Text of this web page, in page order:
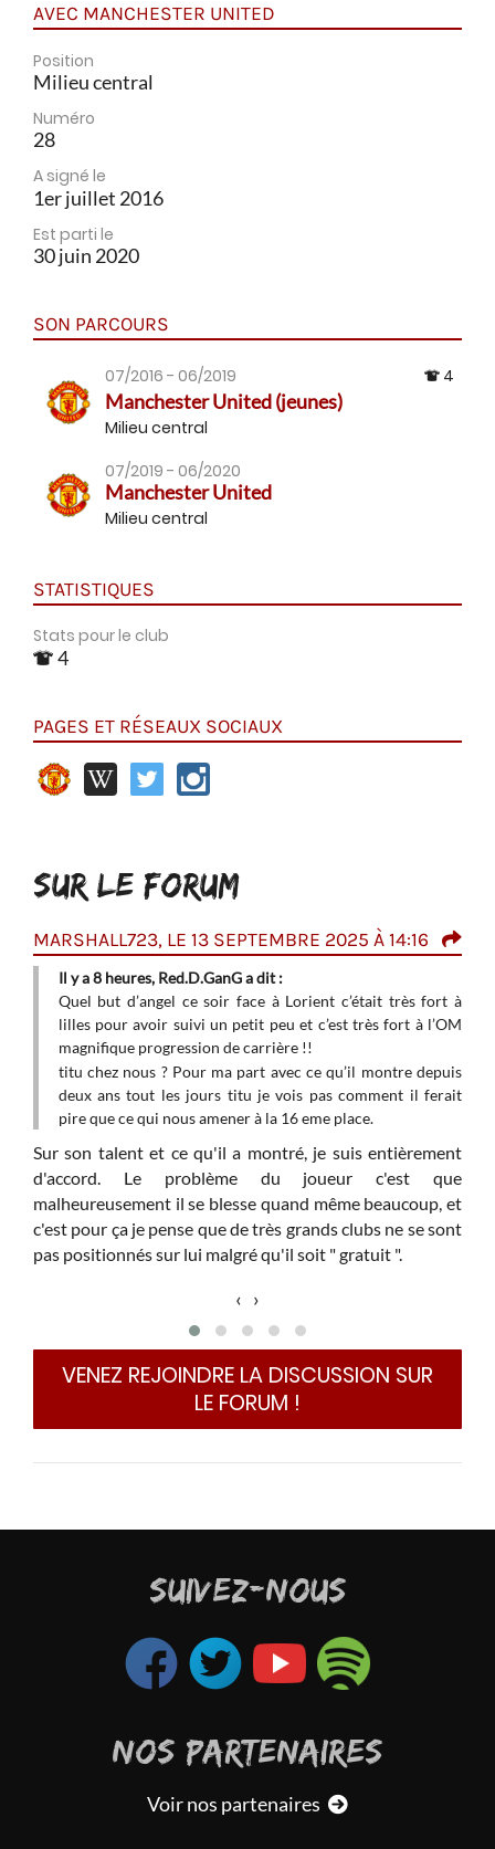
AVEC MANCHESTER UNITED
Position
Milieu central
Numéro
28
A signé le
1er juillet 2016
Est parti le
30 juin 2020
SON PARCOURS
07/2016 - 06/2019 4
Manchester United (jeunes)
Milieu central
07/2019 - 06/2020
Manchester United
Milieu central
STATISTIQUES
Stats pour le club
4
PAGES ET RÉSEAUX SOCIAUX
SUR LE FORUM
MARSHALL723, LE 13 SEPTEMBRE 2025 À 14:16
Il y a 8 heures, Red.D.GanG a dit :
Quel but d’angel ce soir face à Lorient c’était très fort à
lilles pour avoir suivi un petit peu et c’est très fort à l’OM
magnifique progression de carrière !!
titu chez nous ? Pour ma part avec ce qu’il montre depuis
deux ans tout les jours titu je vois pas comment il ferait
pire que ce qui nous amener à la 16 eme place.
Sur son talent et ce qu'il a montré, je suis entièrement
d'accord. Le problème du joueur c'est que
malheureusement il se blesse quand même beaucoup, et
c'est pour ça je pense que de très grands clubs ne se sont
pas positionnés sur lui malgré qu'il soit " gratuit ".
‹ ›
VENEZ REJOINDRE LA DISCUSSION SUR
LE FORUM !
SUIVEZ-NOUS
NOS PARTENAIRES
Voir nos partenaires